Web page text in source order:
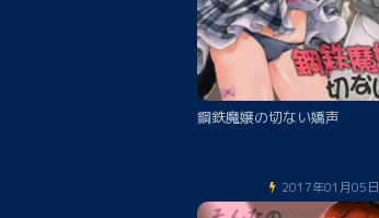
鋼鉄魔嬢の切ない嬌声
2017年01月05日